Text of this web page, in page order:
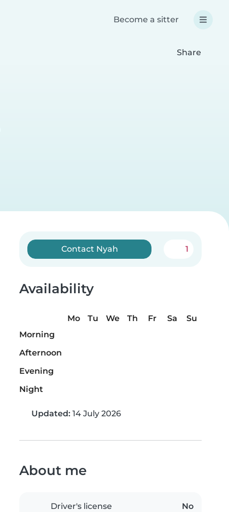
Become a sitter
Share
Contact Nyah 1
Availability
Mo Tu We Th Fr Sa
Su
Morning
Afternoon
Evening
Night
Updated: 14 July 2026
About me
Driver's license No